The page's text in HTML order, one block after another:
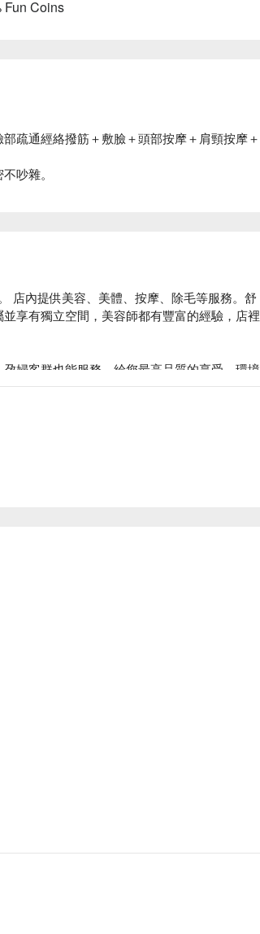
Fun Coins
疏通經絡撥筋＋敷臉＋頭部按摩＋肩頸按摩＋
吵雜。
店內提供美容、美體、按摩、除毛等服務。舒
享有獨立空間，美容師都有豐富的經驗，店裡
婦客群也能服務，給您最高品質的享受。環境
默美學優惠立刻查看 ⬇︎